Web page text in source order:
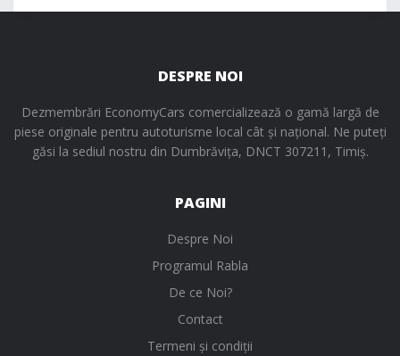
DESPRE NOI
Dezmembrări EconomyCars comercializează o gamă largă de
piese originale pentru autoturisme local cât și național. Ne puteți
găsi la sediul nostru din Dumbrăvița, DNCT 307211, Timiș.
PAGINI
Despre Noi
Programul Rabla
De ce Noi?
Contact
Termeni și condiții